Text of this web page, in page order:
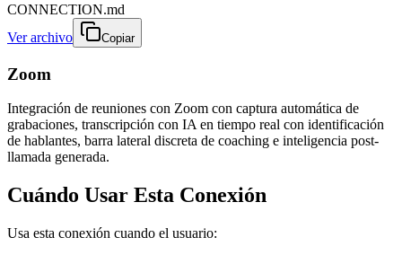
CONNECTION.md
Ver archivo
Copiar
Zoom
Integración de reuniones con Zoom con captura automática de
grabaciones, transcripción con IA en tiempo real con identificación
de hablantes, barra lateral discreta de coaching e inteligencia post-
llamada generada.
Cuándo Usar Esta Conexión
Usa esta conexión cuando el usuario: